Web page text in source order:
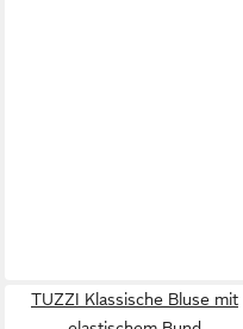
TUZZI Klassische Bluse mit